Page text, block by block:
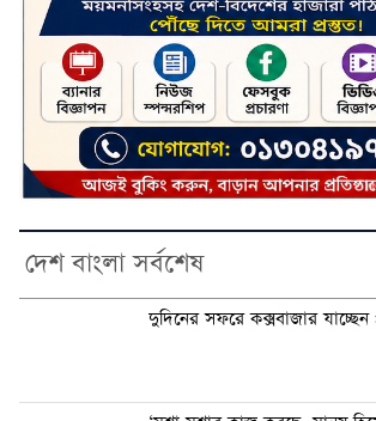
দেশ বাংলা সর্বশেষ
দুদিনের সফরে কক্সবাজার যাচ্ছেন